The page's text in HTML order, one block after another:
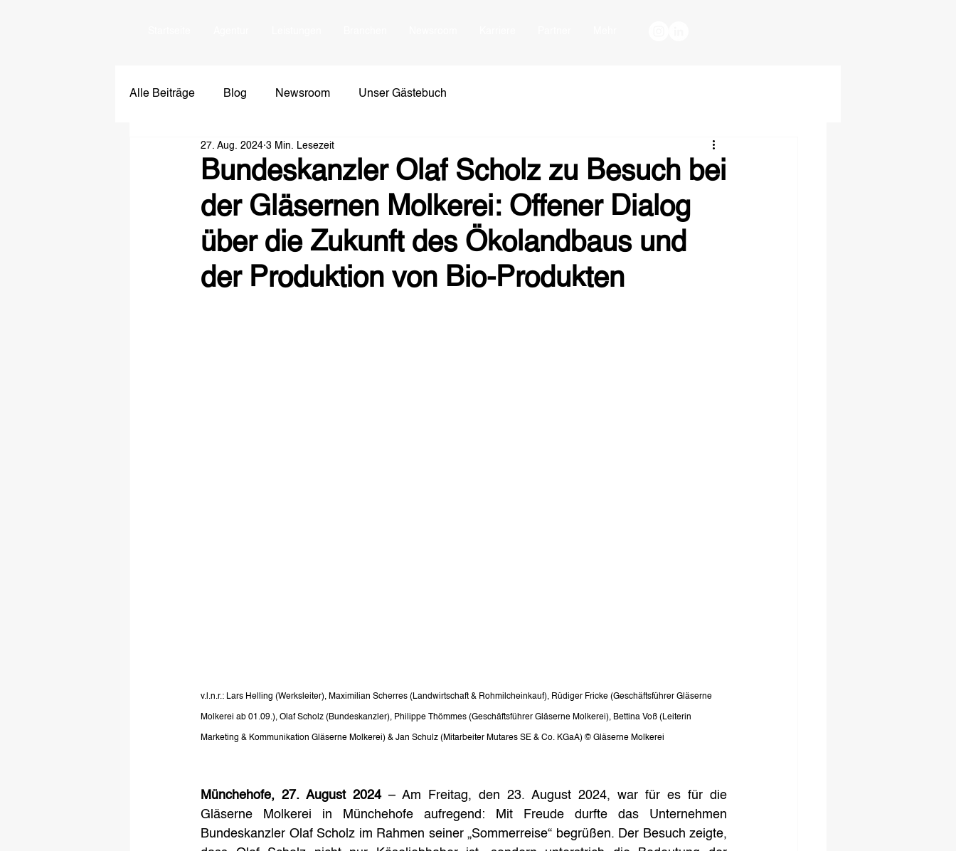
Alle Beiträge Blog Newsroom Unser Gästebuch
Bundeskanzler Olaf Scholz zu Besuch bei
der Gläsernen Molkerei: Offener Dialog
über die Zukunft des Ökolandbaus und
der Produktion von Bio-Produkten
27. Aug. 2024 3 Min. Lesezeit
v.l.n.r.: Lars Helling (Werksleiter), Maximilian Scherres (Landwirtschaft & Rohmilcheinkauf), Rüdiger Fricke (Geschäftsführer Gläserne
Molkerei ab 01.09.), Olaf Scholz (Bundeskanzler), Philippe Thömmes (Geschäftsführer Gläserne Molkerei), Bettina Voß (Leiterin
Marketing & Kommunikation Gläserne Molkerei) & Jan Schulz (Mitarbeiter Mutares SE & Co. KGaA) © Gläserne Molkerei
Münchehofe, 27. August 2024 – Am Freitag, den 23. August 2024, war für es für die
Gläserne Molkerei in Münchehofe aufregend: Mit Freude durfte das Unternehmen
Bundeskanzler Olaf Scholz im Rahmen seiner „Sommerreise“ begrüßen. Der Besuch zeigte,